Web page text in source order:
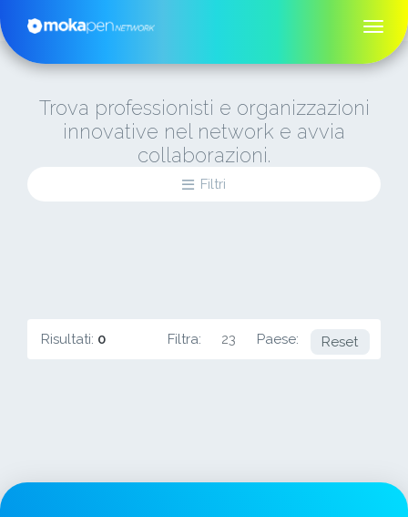
Trova professionisti e organizzazioni
innovative nel network e avvia
collaborazioni.
Filtri
Risultati: 0 Filtra: 23 Paese: PA
Reset